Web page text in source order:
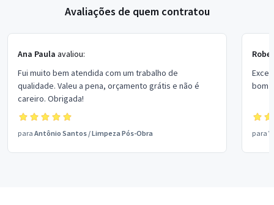
Avaliações de quem contratou
Ana Paula avaliou:
Fui muito bem atendida com um trabalho de
qualidade. Valeu a pena, orçamento grátis e não é
careiro. Obrigada!
para Antônio Santos /Limpeza Pós-Obra
bom
para